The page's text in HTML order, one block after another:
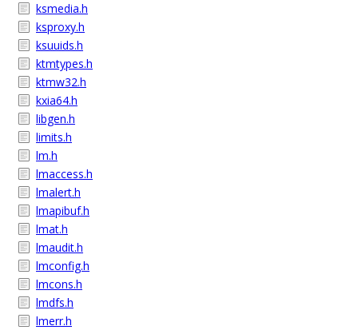
ksmedia.h
ksproxy.h
ksuuids.h
ktmtypes.h
ktmw32.h
kxia64.h
libgen.h
limits.h
lm.h
lmaccess.h
lmalert.h
lmapibuf.h
lmat.h
lmaudit.h
lmconfig.h
lmcons.h
lmdfs.h
lmerr.h